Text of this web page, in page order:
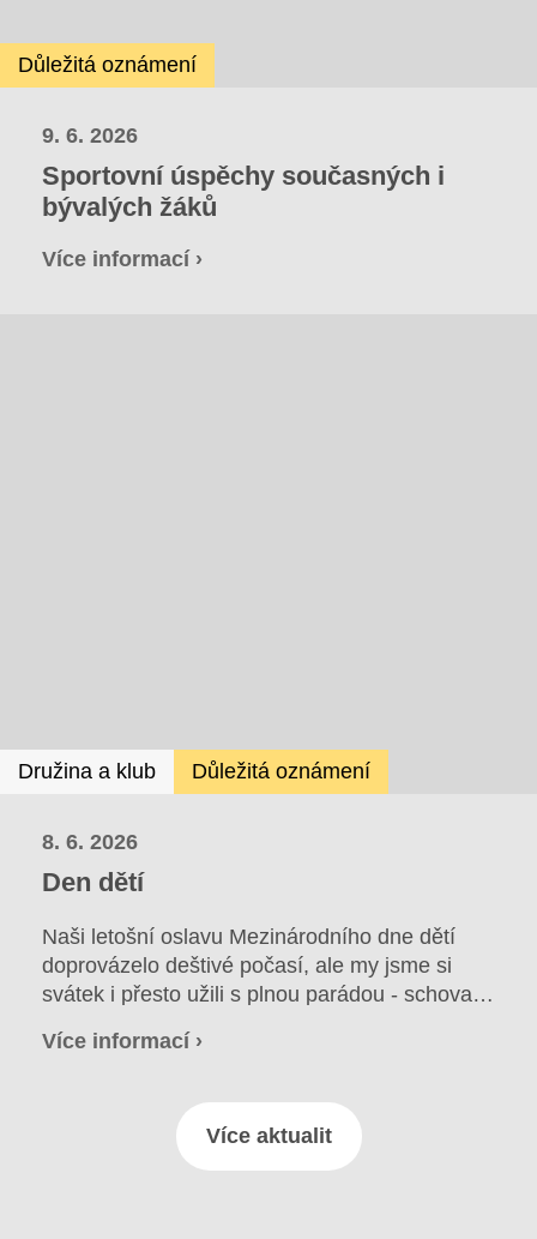
Důležitá oznámení
9. 6. 2026
Sportovní úspěchy současných i
bývalých žáků
Více informací ›
Družina a klub Důležitá oznámení
8. 6. 2026
Den dětí
Naši letošní oslavu Mezinárodního dne dětí
doprovázelo deštivé počasí, ale my jsme si
svátek i přesto užili s plnou parádou - schovaní
Více informací ›
Více aktualit